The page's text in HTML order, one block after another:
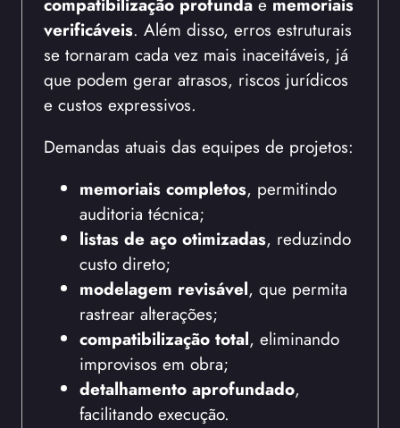
verificáveis. Além disso, erros estruturais
se tornaram cada vez mais inaceitáveis, já
que podem gerar atrasos, riscos jurídicos
e custos expressivos.
Demandas atuais das equipes de projetos:
memoriais completos, permitindo
auditoria técnica;
listas de aço otimizadas, reduzindo
custo direto;
modelagem revisável, que permita
rastrear alterações;
compatibilização total, eliminando
improvisos em obra;
detalhamento aprofundado,
facilitando execução.